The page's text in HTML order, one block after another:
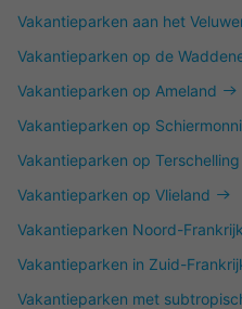
Vakantieparken aan het
Vakantieparken op de
Vakantieparken op Ameland
Vakantieparken op
Vakantieparken op Terschelling
Vakantieparken op Vlieland
Vakantieparken Noord-Frankrijk
Vakantieparken in Zuid-
Vakantieparken met